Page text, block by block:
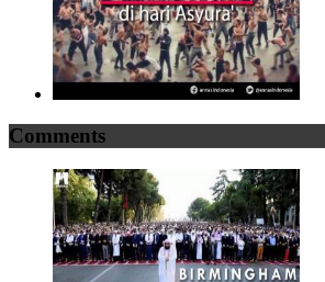
Comments